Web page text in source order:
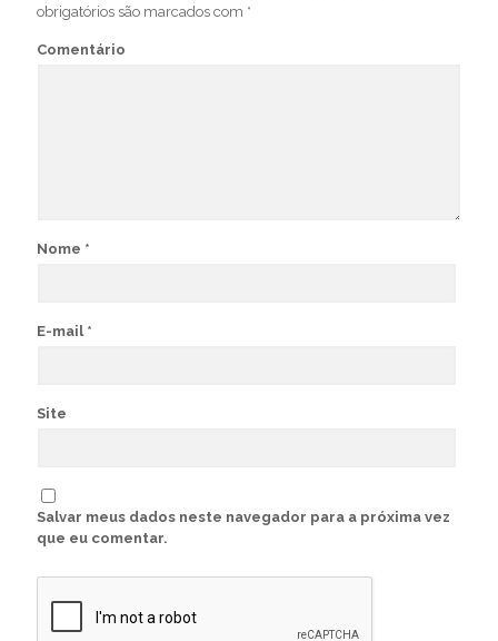
obrigatórios são marcados com *
Comentário
Nome *
E-mail *
Site
Salvar meus dados neste navegador para a próxima vez
que eu comentar.